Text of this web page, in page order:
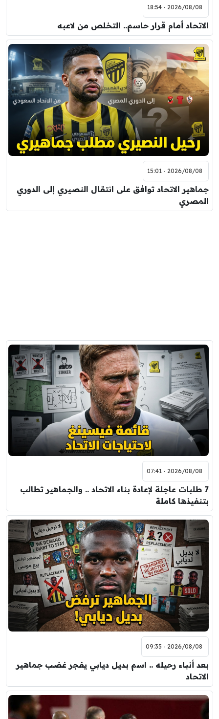
2026/08/08 - 18:54
الاتحاد أمام قرار حاسم.. التخلص من لاعبه
2026/08/08 - 15:01
جماهير الاتحاد توافق على انتقال النصيري إلى الدوري
المصري
2026/08/08 - 07:41
7 طلبات عاجلة لإعادة بناء الاتحاد .. والجماهير تطالب
بتنفيذها كاملة
2026/08/08 - 09:35
بعد أنباء رحيله .. اسم بديل ديابي يفجر غضب جماهير
الاتحاد